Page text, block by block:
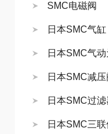
SMC电磁阀
日本SMC气缸
日本SMC气
日本SMC减压
日本SMC过滤
日本SMC三